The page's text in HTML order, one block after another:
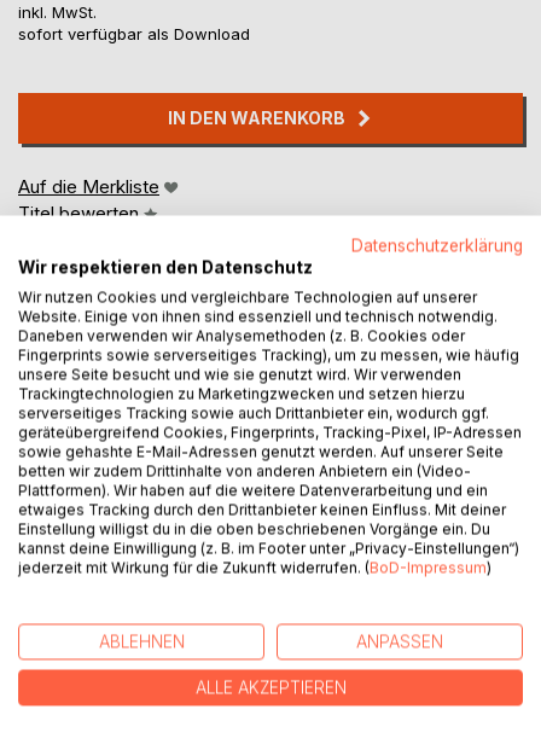
inkl. MwSt.
sofort verfügbar als Download
IN DEN WARENKORB
Auf die Merkliste
Titel bewerten
BESCHREIBUNG
Die Digitalisierung schreitet voran. Was macht das mit dem
zwischenmenschlichen Miteinander? Führen die sozialen
Medien zu einer neuen Form der Beziehung zwischen
Menschen? Dieser Frage geht Aileen Köbe mit ihrem Buch
auf den Grund: Der Philosoph Martin Buber (1878-1965)
Meinung nach eine echte Beziehung unter Menschen
gelingen kann und welche Faktoren dafür gegeben sein
müssen. Sein Grundgedanke wird in diesem Buch als
Maßstab angesetzt für eine Beschäftigung mit digitaler
Datenschutzerklärung
Wir respektieren den Datenschutz
Wir nutzen Cookies und vergleichbare Technologien auf unserer
Website. Einige von ihnen sind essenziell und technisch notwendig.
Daneben verwenden wir Analysemethoden (z. B. Cookies oder
Fingerprints sowie serverseitiges Tracking), um zu messen, wie häufig
unsere Seite besucht und wie sie genutzt wird. Wir verwenden
Trackingtechnologien zu Marketingzwecken und setzen hierzu
serverseitiges Tracking sowie auch Drittanbieter ein, wodurch ggf.
geräteübergreifend Cookies, Fingerprints, Tracking-Pixel, IP-Adressen
sowie gehashte E-Mail-Adressen genutzt werden. Auf unserer Seite
betten wir zudem Drittinhalte von anderen Anbietern ein (Video-
Plattformen). Wir haben auf die weitere Datenverarbeitung und ein
etwaiges Tracking durch den Drittanbieter keinen Einfluss. Mit deiner
Einstellung willigst du in die oben beschriebenen Vorgänge ein. Du
kannst deine Einwilligung (z. B. im Footer unter „Privacy-Einstellungen“)
jederzeit mit Wirkung für die Zukunft widerrufen. (BoD-Impressum)
ABLEHNEN ANPASSEN
ALLE AKZEPTIEREN